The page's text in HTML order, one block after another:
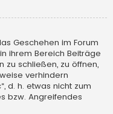
Geschehen im Forum
ihrem Bereich Beiträge
zu schließen, zu öffnen,
verhindern
d. h. etwas nicht zum
bzw. Angreifendes